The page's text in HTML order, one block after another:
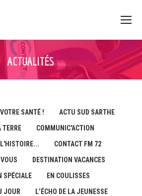
ACTUALITÉS
SANTÉ !
ACTU SUD SARTHE
TERRE
COMMUNIC'ACTION
CONTACT FM 72
DESTINATION VACANCES
SPÉCIALE
EN COULISSES
JOUR
L’ÉCHO DE LA JEUNESSE